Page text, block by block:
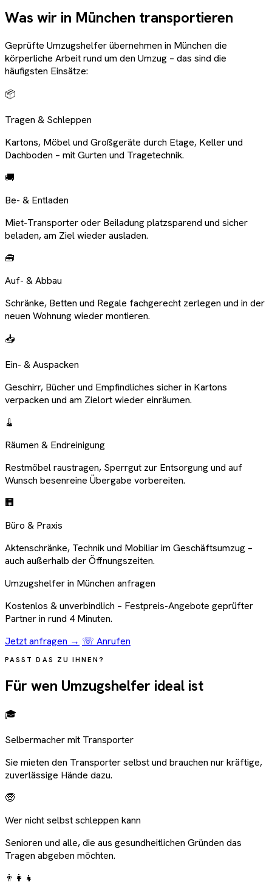
Was wir in München transportieren
Geprüfte Umzugshelfer übernehmen in München die
körperliche Arbeit rund um den Umzug – das sind die
häufigsten Einsätze:
📦
Tragen & Schleppen
Kartons, Möbel und Großgeräte durch Etage, Keller und
Dachboden – mit Gurten und Tragetechnik.
🚚
Be- & Entladen
Miet-Transporter oder Beiladung platzsparend und sicher
beladen, am Ziel wieder ausladen.
🧰
Auf- & Abbau
Schränke, Betten und Regale fachgerecht zerlegen und in der
neuen Wohnung wieder montieren.
📥
Ein- & Auspacken
Geschirr, Bücher und Empfindliches sicher in Kartons
verpacken und am Zielort wieder einräumen.
🧹
Räumen & Endreinigung
Restmöbel raustragen, Sperrgut zur Entsorgung und auf
Wunsch besenreine Übergabe vorbereiten.
🏢
Büro & Praxis
Aktenschränke, Technik und Mobiliar im Geschäftsumzug –
auch außerhalb der Öffnungszeiten.
Umzugshelfer in München anfragen
Kostenlos & unverbindlich – Festpreis-Angebote geprüfter
Partner in rund 4 Minuten.
Jetzt anfragen → ☏ Anrufen
PASST DAS ZU IHNEN?
Für wen Umzugshelfer ideal ist
🎓
Selbermacher mit Transporter
Sie mieten den Transporter selbst und brauchen nur kräftige,
zuverlässige Hände dazu.
🧓
Wer nicht selbst schleppen kann
Senioren und alle, die aus gesundheitlichen Gründen das
Tragen abgeben möchten.
👨‍👩‍👧